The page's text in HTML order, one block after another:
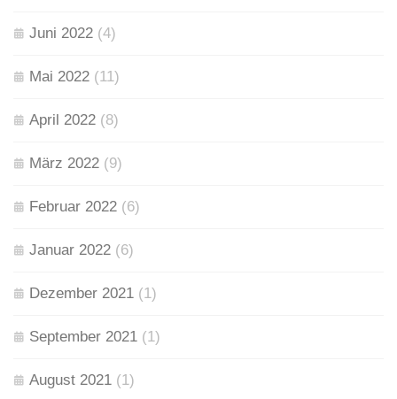
Juni 2022 (4)
Mai 2022 (11)
April 2022 (8)
März 2022 (9)
Februar 2022 (6)
Januar 2022 (6)
Dezember 2021 (1)
September 2021 (1)
August 2021 (1)